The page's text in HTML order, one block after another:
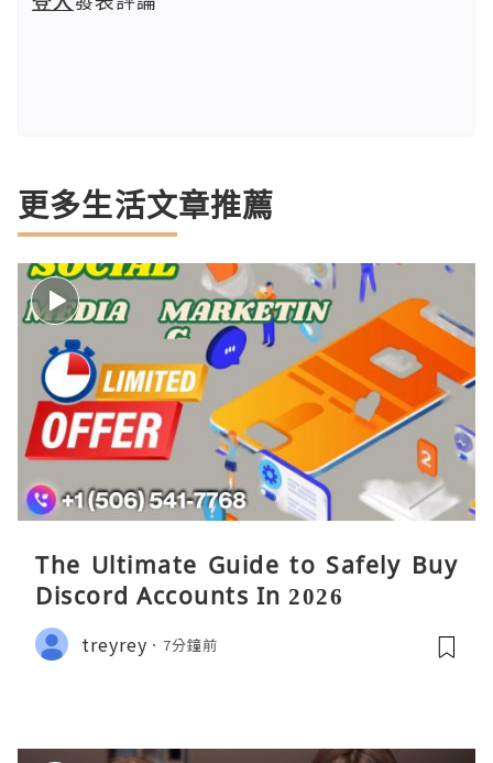
更多生活文章推薦
The Ultimate Guide to Safely Buy
Discord Accounts In 2026
treyrey 7分鐘前